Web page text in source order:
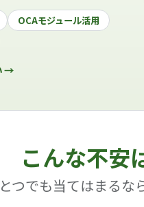
OCAモジュール活用
→
こんな不安
つでも当てはまるな